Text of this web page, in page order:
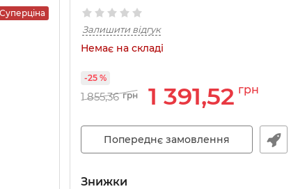
Суперціна
Залишити відгук
Немає на складі
1 855,36 грн 1 391,52 грн
-25 %
Попереднє замовлення
Знижки